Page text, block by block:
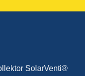
SolarVenti®